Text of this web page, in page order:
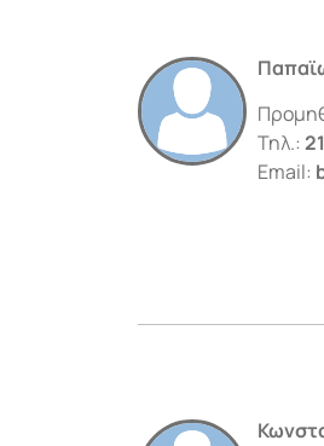
Τηλ.:
Email: